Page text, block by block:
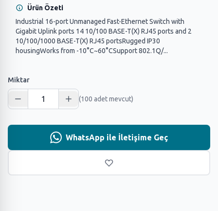
Ürün Özeti
Industrial 16-port Unmanaged Fast-Ethernet Switch with
Gigabit Uplink ports 14 10/100 BASE-T(X) RJ45 ports and 2
10/100/1000 BASE-T(X) RJ45 portsRugged IP30
housingWorks from -10°C~60°CSupport 802.1Q/...
Miktar
(100 adet mevcut)
WhatsApp ile İletişime Geç